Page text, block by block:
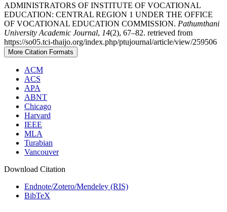
ADMINISTRATORS OF INSTITUTE OF VOCATIONAL
EDUCATION: CENTRAL REGION 1 UNDER THE OFFICE
OF VOCATIONAL EDUCATION COMMISSION. Pathumthani
University Academic Journal, 14(2), 67–82. retrieved from
https://so05.tci-thaijo.org/index.php/ptujournal/article/view/259506
More Citation Formats
ACM
ACS
APA
ABNT
Chicago
Harvard
IEEE
MLA
Turabian
Vancouver
Download Citation
Endnote/Zotero/Mendeley (RIS)
BibTeX